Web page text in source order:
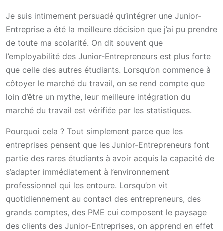
Je suis intimement persuadé qu’intégrer une Junior-
Entreprise a été la meilleure décision que j’ai pu prendre
de toute ma scolarité. On dit souvent que
l’employabilité des Junior-Entrepreneurs est plus forte
que celle des autres étudiants. Lorsqu’on commence à
côtoyer le marché du travail, on se rend compte que
loin d’être un mythe, leur meilleure intégration du
marché du travail est vérifiée par les statistiques.
Pourquoi cela ? Tout simplement parce que les
entreprises pensent que les Junior-Entrepreneurs font
partie des rares étudiants à avoir acquis la capacité de
s’adapter immédiatement à l’environnement
professionnel qui les entoure. Lorsqu’on vit
quotidiennement au contact des entrepreneurs, des
grands comptes, des PME qui composent le paysage
des clients des Junior-Entreprises, on apprend en effet